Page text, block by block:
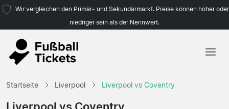
Wir vergleichen den Primär- und Sekundärmarkt. Preise können höher oder
niedriger sein als der Nennwert.
Startseite Liverpool Liverpool vs Coventry
Liverpool vs Coventry